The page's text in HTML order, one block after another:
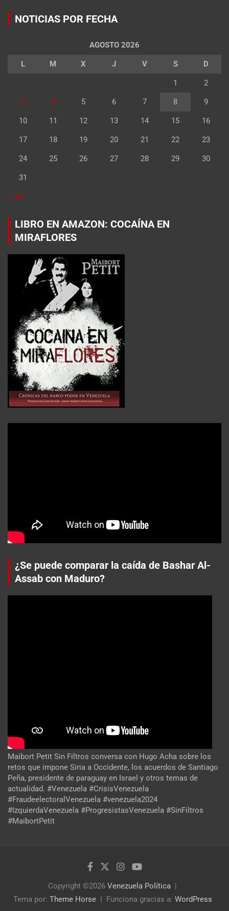
NOTICIAS POR FECHA
AGOSTO 2026
L M X J V S D
1 2
3 4 5 6 7 8 9
10 11 12 13 14 15 16
17 18 19 20 21 22 23
24 25 26 27 28 29 30
31
« Jul
LIBRO EN AMAZON: COCAÍNA EN
MIRAFLORES
¿Se puede comparar la caída de Bashar Al-
Assab con Maduro?
Maibort Petit Sin Filtros conversa con Hugo Acha sobre los
retos que impone Siria a Occidente, los acuerdos de Santiago
Peña, presidente de paraguay en Israel y otros temas de
actualidad. #Venezuela #CrisisVenezuela
#FraudeelectoralVenezuela #venezuela2024
#IzquierdaVenezuela #ProgresistasVenezuela #SinFiltros
#MaibortPetit
Copyright ©2026 Venezuela Política
Tema por: Theme Horse Funciona gracias a: WordPress